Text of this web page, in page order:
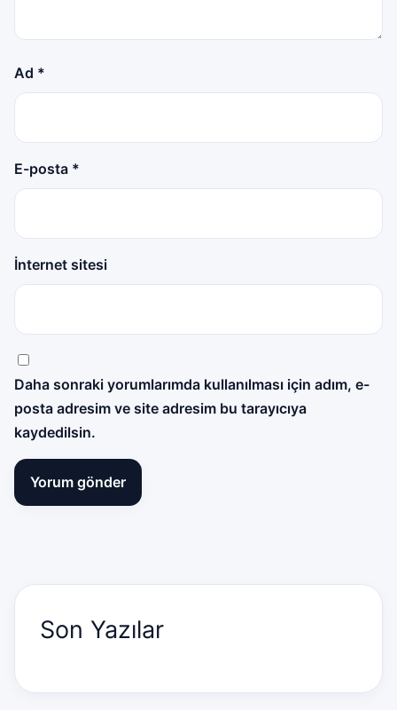
Ad *
E-posta *
İnternet sitesi
Daha sonraki yorumlarımda kullanılması için adım, e-
posta adresim ve site adresim bu tarayıcıya
kaydedilsin.
Son Yazılar